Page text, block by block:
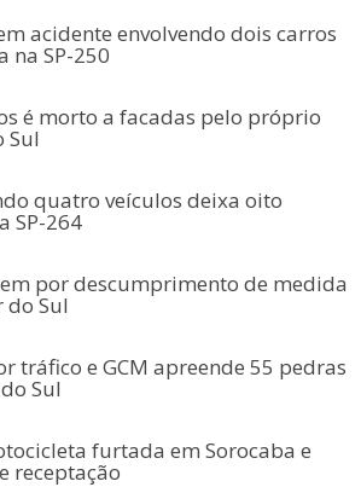
acidente envolvendo dois carros
na SP-250
é morto a facadas pelo próprio
Sul
quatro veículos deixa oito
SP-264
por descumprimento de medida
do Sul
tráfico e GCM apreende 55 pedras
Sul
furtada em Sorocaba e
receptação